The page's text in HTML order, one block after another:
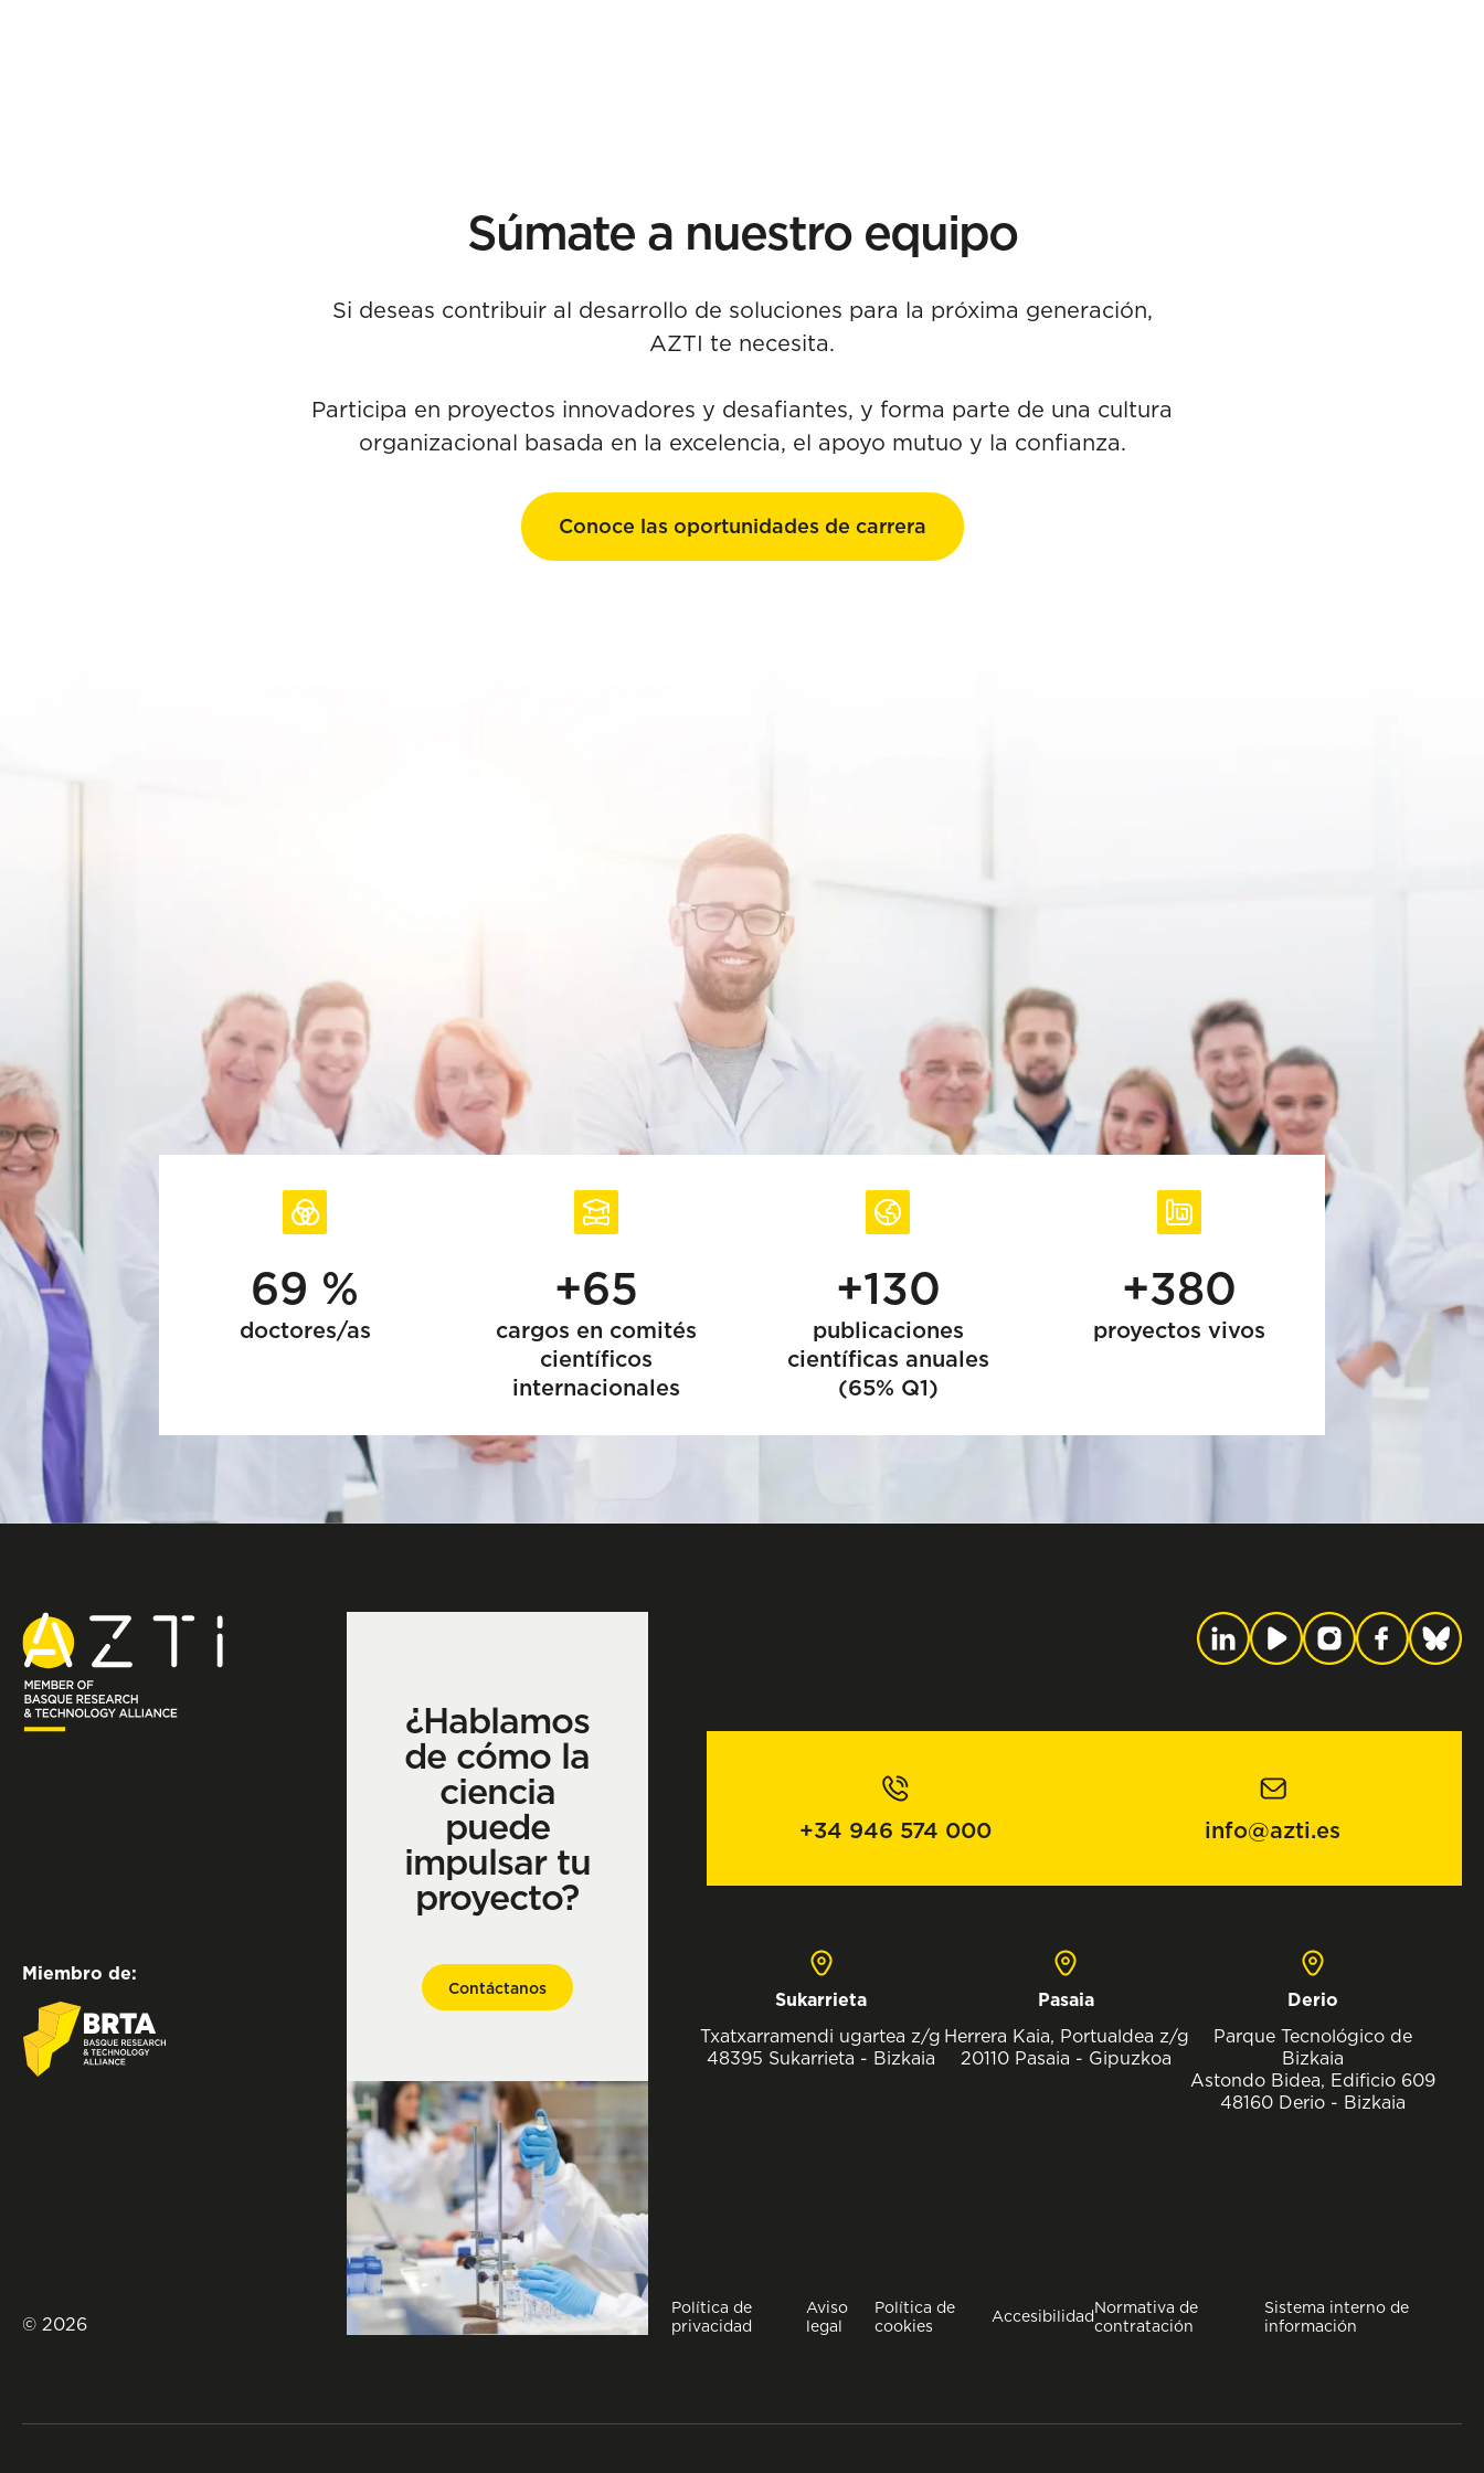
Súmate a nuestro equipo
Si deseas contribuir al desarrollo de soluciones para la próxima generación,
AZTI te necesita.
Participa en proyectos innovadores y desafiantes, y forma parte de una cultura
organizacional basada en la excelencia, el apoyo mutuo y la confianza.
Conoce las oportunidades de carrera
69 %
doctores/as
+65
cargos en comités
científicos
internacionales
+130
publicaciones
científicas anuales
(65% Q1)
+380
proyectos vivos
Miembro de:
© 2026
¿Hablamos
de cómo la
ciencia
puede
impulsar tu
proyecto?
Contáctanos
+34 946 574 000 info@azti.es
Sukarrieta
Txatxarramendi ugartea z/g
48395 Sukarrieta - Bizkaia
Pasaia
Herrera Kaia, Portualdea z/g
20110 Pasaia - Gipuzkoa
Derio
Parque Tecnológico de
Bizkaia
Astondo Bidea, Edificio 609
48160 Derio - Bizkaia
Política de
privacidad
Aviso
legal
Política de
cookies
AccesibilidadNormativa de
contratación
Sistema interno de
información